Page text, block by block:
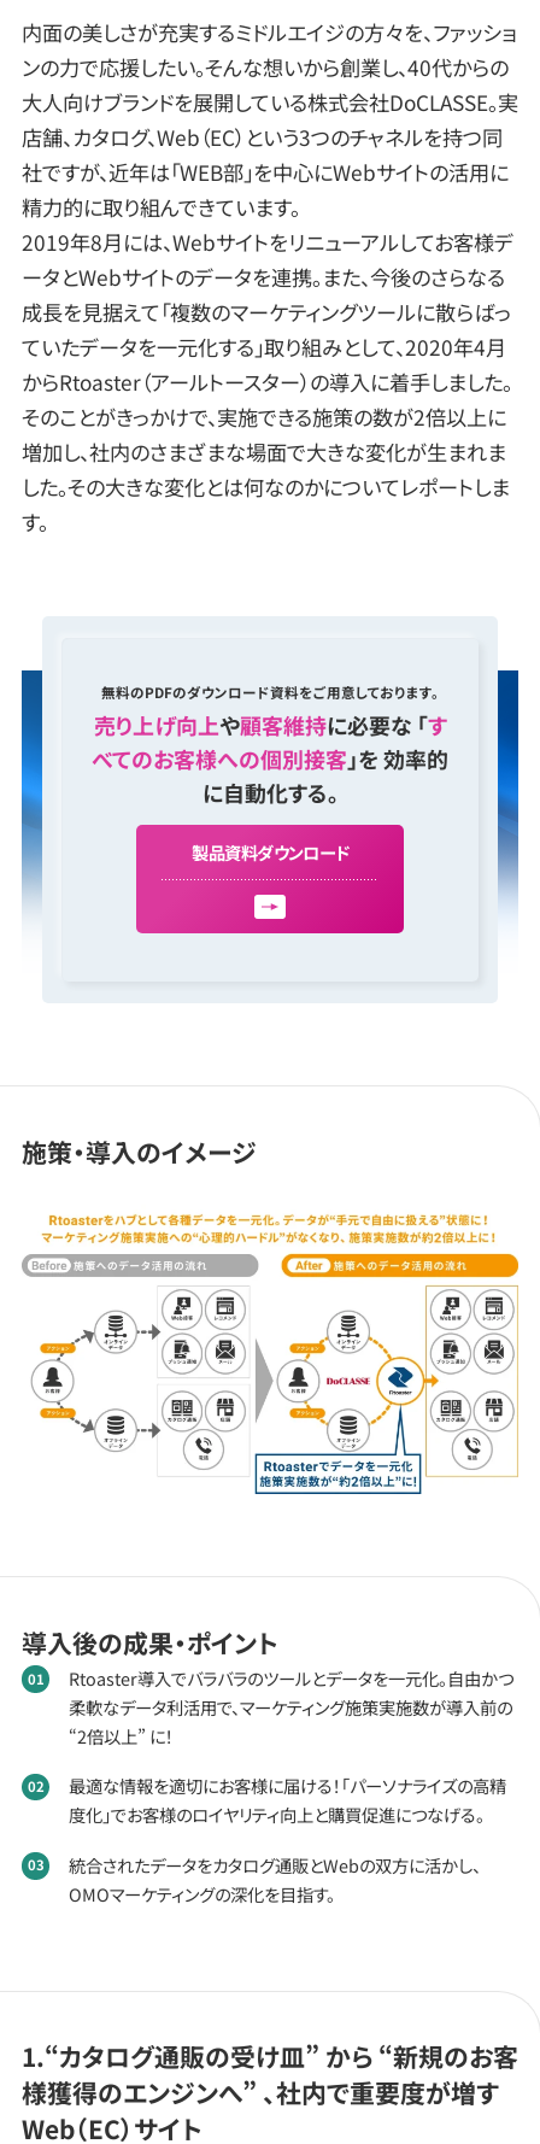
内面の美しさが充実するミドルエイジの方々を、ファッショ
ンの力で応援したい。そんな想いから創業し、40代からの
大人向けブランドを展開している株式会社DoCLASSE。実
店舗、カタログ、Web（EC）という3つのチャネルを持つ同
社ですが、近年は「WEB部」を中心にWebサイトの活用に
精力的に取り組んできています。
2019年8月には、Webサイトをリニューアルしてお客様デ
ータとWebサイトのデータを連携。また、今後のさらなる
成長を見据えて「複数のマーケティングツールに散らばっ
ていたデータを一元化する」取り組みとして、2020年4月
からRtoaster（アールトースター）の導入に着手しました。
そのことがきっかけで、実施できる施策の数が2倍以上に
増加し、社内のさまざまな場面で大きな変化が生まれま
した。その大きな変化とは何なのかについてレポートしま
す。
無料のPDFのダウンロード資料をご用意しております。
売り上げ向上や顧客維持に必要な 「す
べてのお客様への個別接客」を 効率的
に自動化する。
製品資料ダウンロード
施策・導入のイメージ
導入後の成果・ポイント
Rtoaster導入でバラバラのツールとデータを一元化。自由かつ
柔軟なデータ利活用で、マーケティング施策実施数が導入前の
“2倍以上” に！
最適な情報を適切にお客様に届ける！「パーソナライズの高精
度化」でお客様のロイヤリティ向上と購買促進につなげる。
統合されたデータをカタログ通販とWebの双方に活かし、
OMOマーケティングの深化を目指す。
1.“カタログ通販の受け皿” から “新規のお客
様獲得のエンジンへ” 、社内で重要度が増す
Web（EC）サイト